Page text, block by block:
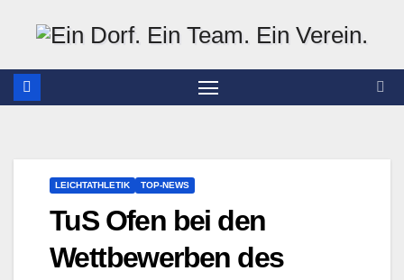
springen
LEICHTATHLETIK TOP-NEWS
TuS Ofen bei den
Wettbewerben des